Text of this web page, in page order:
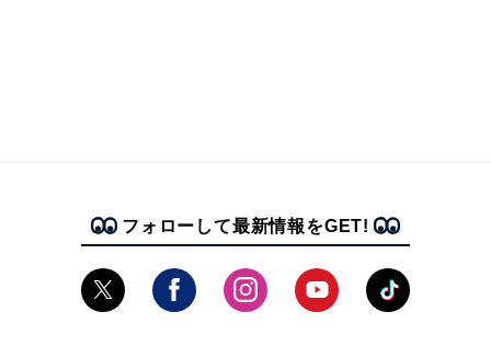
フォローして最新情報をGET!